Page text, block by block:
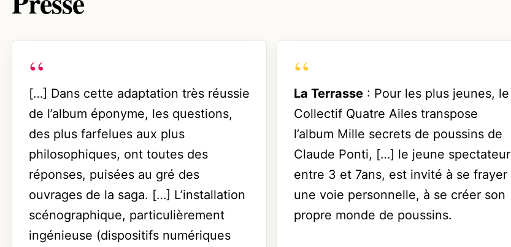
[…] Dans cette adaptation très réussie
de l’album éponyme, les questions,
des plus farfelues aux plus
philosophiques, ont toutes des
réponses, puisées au gré des
ouvrages de la saga. […] L’installation
scénographique, particulièrement
ingénieuse (dispositifs numériques
La Terrasse: Pour les plus jeunes, le
Collectif Quatre Ailes transpose
l’album Mille secrets de poussins de
Claude Ponti, […] le jeune spectateur
entre 3 et 7ans, est invité à se frayer
une voie personnelle, à se créer son
propre monde de poussins.